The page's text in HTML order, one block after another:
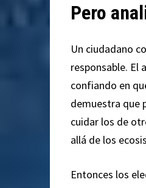
Pero
Un ciudadano
responsable. El
confiando en
demuestra que
cuidar los de
allá de los
Entonces los